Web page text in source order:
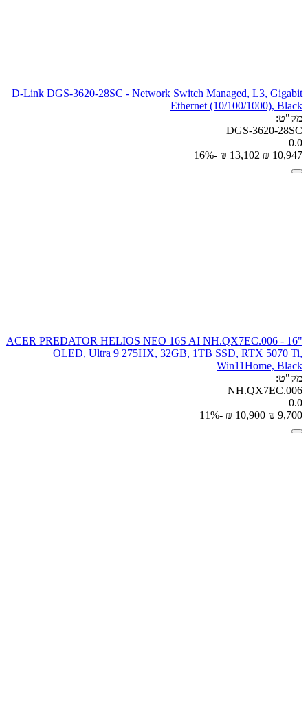
D-Link DGS-3620-28SC - Network Switch Managed, L3, Gigabit
Ethernet (10/100/1000), Black
מק"ט:
DGS-3620-28SC
0.0
₪ 10,947
₪ 13,102
-16%
ACER PREDATOR HELIOS NEO 16S AI NH.QX7EC.006 - 16"
OLED, Ultra 9 275HX, 32GB, 1TB SSD, RTX 5070 Ti,
Win11Home, Black
מק"ט:
NH.QX7EC.006
0.0
₪ 9,700
₪ 10,900
-11%